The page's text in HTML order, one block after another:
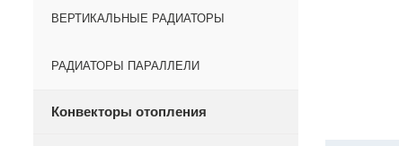
ВЕРТИКАЛЬНЫЕ РАДИАТОРЫ
РАДИАТОРЫ ПАРАЛЛЕЛИ
Конвекторы отопления